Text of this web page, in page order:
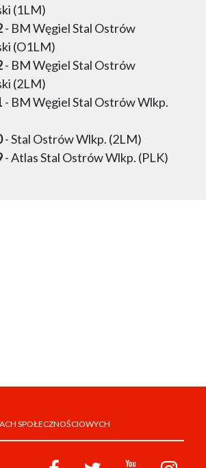
(1LM)
- BM Węgiel Stal Ostrów
(O1LM)
- BM Węgiel Stal Ostrów
(2LM)
- BM Węgiel Stal Ostrów Wlkp.
- Stal Ostrów Wlkp. (2LM)
- Atlas Stal Ostrów Wlkp. (PLK)
SPOŁECZNOŚCIOWYCH